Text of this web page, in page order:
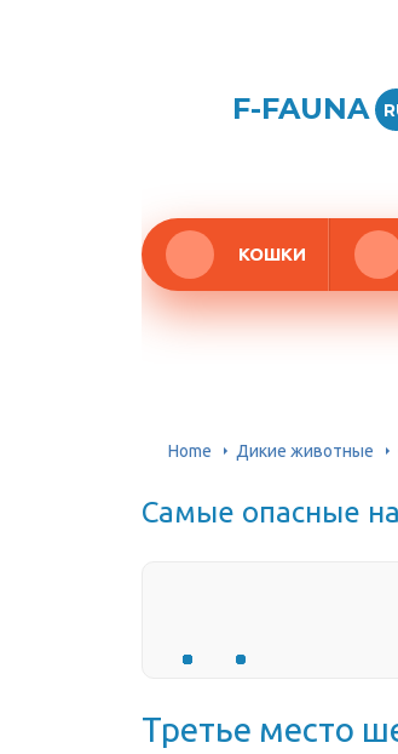
F-FAUNA
КОШКИ
Home Дикие животные
Самые опасные
Третье место